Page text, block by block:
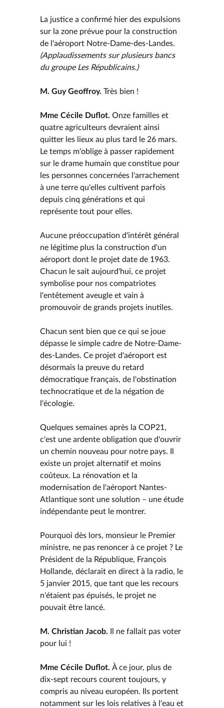
La justice a confirmé hier des expulsions
sur la zone prévue pour la construction
de l'aéroport Notre-Dame-des-Landes.
(Applaudissements sur plusieurs bancs
du groupe Les Républicains.)
M. Guy Geoffroy. Très bien !
Mme Cécile Duflot. Onze familles et
quatre agriculteurs devraient ainsi
quitter les lieux au plus tard le 26 mars.
Le temps m'oblige à passer rapidement
sur le drame humain que constitue pour
les personnes concernées l'arrachement
à une terre qu'elles cultivent parfois
depuis cinq générations et qui
représente tout pour elles.
Aucune préoccupation d'intérêt général
ne légitime plus la construction d'un
aéroport dont le projet date de 1963.
Chacun le sait aujourd'hui, ce projet
symbolise pour nos compatriotes
l'entêtement aveugle et vain à
promouvoir de grands projets inutiles.
Chacun sent bien que ce qui se joue
dépasse le simple cadre de Notre-Dame-
des-Landes. Ce projet d'aéroport est
désormais la preuve du retard
démocratique français, de l'obstination
technocratique et de la négation de
l'écologie.
Quelques semaines après la COP21,
c'est une ardente obligation que d'ouvrir
un chemin nouveau pour notre pays. Il
existe un projet alternatif et moins
coûteux. La rénovation et la
modernisation de l'aéroport Nantes-
Atlantique sont une solution – une étude
indépendante peut le montrer.
Pourquoi dès lors, monsieur le Premier
ministre, ne pas renoncer à ce projet ? Le
Président de la République, François
Hollande, déclarait en direct à la radio, le
5 janvier 2015, que tant que les recours
n'étaient pas épuisés, le projet ne
pouvait être lancé.
M. Christian Jacob. Il ne fallait pas voter
pour lui !
Mme Cécile Duflot. À ce jour, plus de
dix-sept recours courent toujours, y
compris au niveau européen. Ils portent
notamment sur les lois relatives à l'eau et